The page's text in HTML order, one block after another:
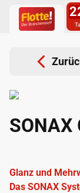
SONAX
Glanz und
Das SONAX